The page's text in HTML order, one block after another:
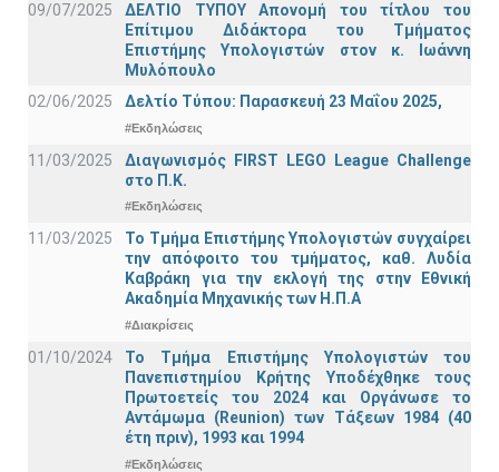
09/07/2025
ΔΕΛΤΙΟ ΤΥΠΟΥ Απονομή του τίτλου του
Επίτιμου Διδάκτορα του Τμήματος
Επιστήμης Υπολογιστών στον κ. Ιωάννη
Μυλόπουλο
02/06/2025
Δελτίο Τύπου: Παρασκευή 23 Μαΐου 2025,
#Εκδηλώσεις
11/03/2025
Διαγωνισμός FIRST LEGO League Challenge
στο Π.Κ.
#Εκδηλώσεις
11/03/2025
Το Τμήμα Επιστήμης Υπολογιστών συγχαίρει
την απόφοιτο του τμήματος, καθ. Λυδία
Καβράκη για την εκλογή της στην Εθνική
Ακαδημία Μηχανικής των Η.Π.Α
#Διακρίσεις
01/10/2024
Το Τμήμα Επιστήμης Υπολογιστών του
Πανεπιστημίου Κρήτης Υποδέχθηκε τους
Πρωτοετείς του 2024 και Οργάνωσε το
Αντάμωμα (Reunion) των Τάξεων 1984 (40
έτη πριν), 1993 και 1994
#Εκδηλώσεις